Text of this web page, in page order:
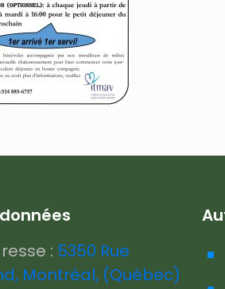
: 5350 Rue
Montréal, (Québec)